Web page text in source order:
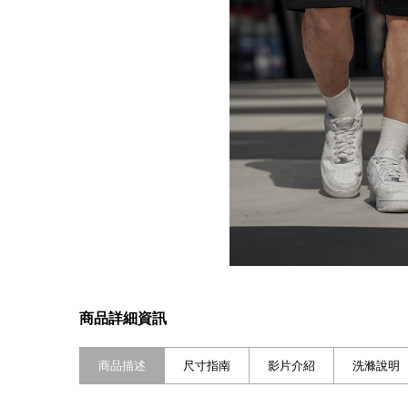
商品詳細資訊
商品描述 尺寸指南 影片介紹 洗滌說明